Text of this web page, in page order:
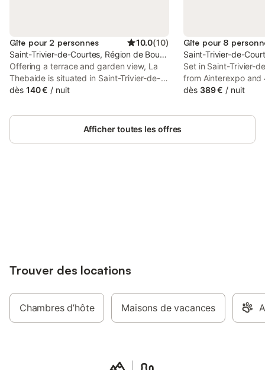
Gîte pour 2 personnes 10.0(10)
Saint-Trivier-de-Courtes, Région de Bourg-en-Bresse
Offering a terrace and garden view, La
Thebaide is situated in Saint-Trivier-de-
Courtes, 35 km from Ainterexpo and 48
Park. Both free WiFi and parking on-site
are available at the guest house free of
dès 140 € / nuit
Gîte pour 8
Saint-Trivier-de-
Set in Saint-Trivier-
from Ainterexpo and
sur Saône Exhibition
dès 389 € / nuit
Afficher toutes les offres
Trouver des locations
Chambres d’hôte Maisons de vacances